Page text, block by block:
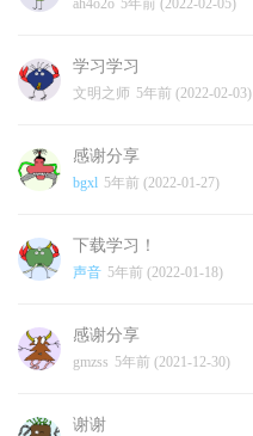
ah4o2o 5年前 (2022-02-05)
学习学习
文明之师 5年前 (2022-02-03)
感谢分享
bgxl 5年前 (2022-01-27)
下载学习！
声音 5年前 (2022-01-18)
感谢分享
gmzss 5年前 (2021-12-30)
谢谢